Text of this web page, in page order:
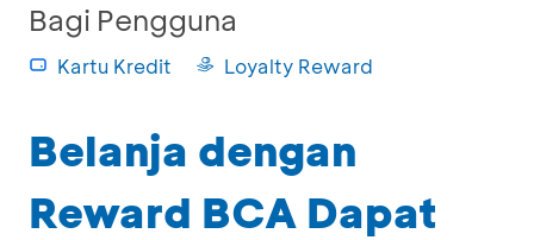
Bagi Pengguna
Kartu Kredit Loyalty Reward
Belanja dengan
Reward BCA Dapat